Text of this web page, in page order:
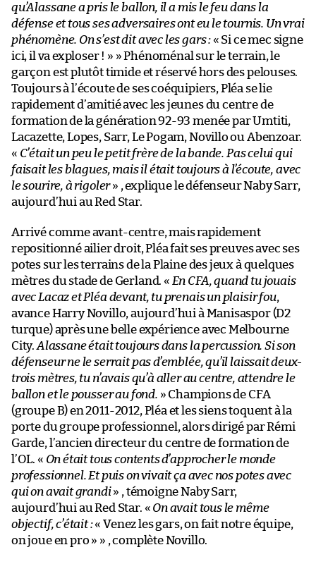
qu’Alassane a pris le ballon, il a mis le feu dans la
défense et tous ses adversaires ont eu le tournis. Un vrai
phénomène. On s’est dit avec les gars :« Si ce mec signe
ici, il va exploser ! » » Phénoménal sur le terrain, le
garçon est plutôt timide et réservé hors des pelouses.
Toujours à l’écoute de ses coéquipiers, Pléa se lie
rapidement d’amitié avec les jeunes du centre de
formation de la génération 92-93 menée par Umtiti,
Lacazette, Lopes, Sarr, Le Pogam, Novillo ou Abenzoar.
« C’était un peu le petit frère de la bande. Pas celui qui
faisait les blagues, mais il était toujours à l’écoute, avec
le sourire, à rigoler» , explique le défenseur Naby Sarr,
aujourd’hui au Red Star.
Arrivé comme avant-centre, mais rapidement
repositionné ailier droit, Pléa fait ses preuves avec ses
potes sur les terrains de la Plaine des jeux à quelques
mètres du stade de Gerland. « En CFA, quand tu jouais
avec Lacaz et Pléa devant, tu prenais un plaisir fou,
avance Harry Novillo, aujourd’hui à Manisaspor (D2
turque) après une belle expérience avec Melbourne
City. Alassane était toujours dans la percussion. Si son
défenseur ne le serrait pas d’emblée, qu’il laissait deux-
trois mètres, tu n’avais qu’à aller au centre, attendre le
ballon et le pousser au fond. » Champions de CFA
(groupe B) en 2011-2012, Pléa et les siens toquent à la
porte du groupe professionnel, alors dirigé par Rémi
Garde, l’ancien directeur du centre de formation de
l’OL. « On était tous contents d’approcher le monde
professionnel. Et puis on vivait ça avec nos potes avec
qui on avait grandi» , témoigne Naby Sarr,
aujourd’hui au Red Star. « On avait tous le même
objectif, c’était :« Venez les gars, on fait notre équipe,
on joue en pro » » , complète Novillo.